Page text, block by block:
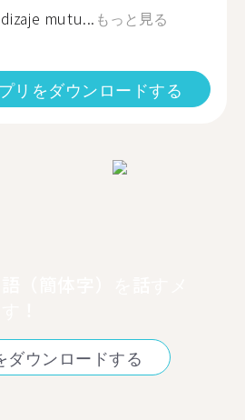
mutu... もっと見る
リをダウンロードする
ダウンロードする